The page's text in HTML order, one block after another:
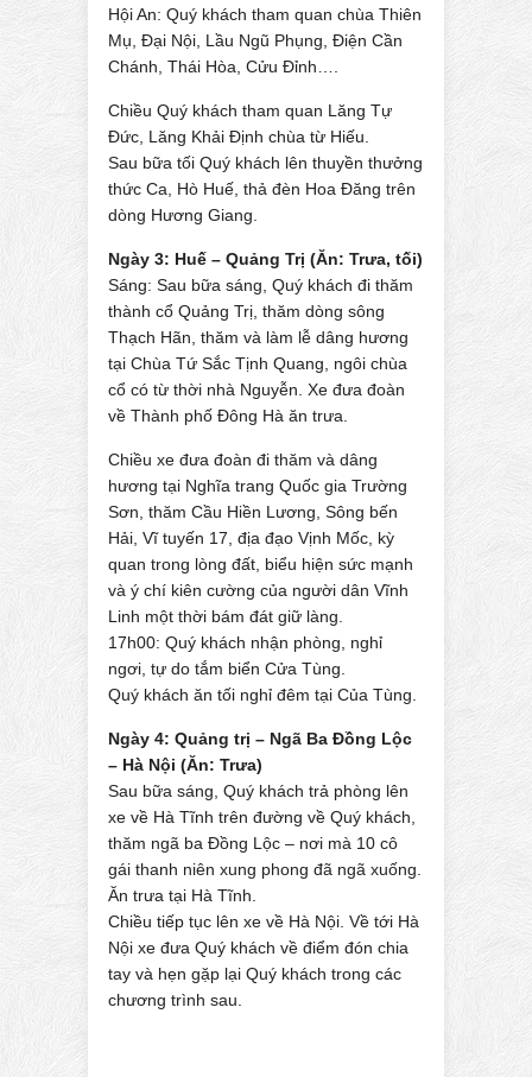
Hội An: Quý khách tham quan chùa Thiên
Mụ, Đại Nội, Lầu Ngũ Phụng, Điện Cần
Chánh, Thái Hòa, Cửu Đỉnh….
Chiều Quý khách tham quan Lăng Tự
Đức, Lăng Khải Định chùa từ Hiếu.
Sau bữa tối Quý khách lên thuyền thưởng
thức Ca, Hò Huế, thả đèn Hoa Đăng trên
dòng Hương Giang.
Ngày 3: Huế – Quảng Trị (Ăn: Trưa, tối)
Sáng: Sau bữa sáng, Quý khách đi thăm
thành cổ Quảng Trị, thăm dòng sông
Thạch Hãn, thăm và làm lễ dâng hương
tại Chùa Tứ Sắc Tịnh Quang, ngôi chùa
cổ có từ thời nhà Nguyễn. Xe đưa đoàn
về Thành phố Đông Hà ăn trưa.
Chiều xe đưa đoàn đi thăm và dâng
hương tại Nghĩa trang Quốc gia Trường
Sơn, thăm Cầu Hiền Lương, Sông bến
Hải, Vĩ tuyến 17, địa đạo Vịnh Mốc, kỳ
quan trong lòng đất, biểu hiện sức mạnh
và ý chí kiên cường của người dân Vĩnh
Linh một thời bám đát giữ làng.
17h00: Quý khách nhận phòng, nghỉ
ngơi, tự do tắm biển Cửa Tùng.
Quý khách ăn tối nghỉ đêm tại Của Tùng.
Ngày 4: Quảng trị – Ngã Ba Đồng Lộc
– Hà Nội (Ăn: Trưa)
Sau bữa sáng, Quý khách trả phòng lên
xe về Hà Tĩnh trên đường về Quý khách,
thăm ngã ba Đồng Lộc – nơi mà 10 cô
gái thanh niên xung phong đã ngã xuống.
Ăn trưa tại Hà Tĩnh.
Chiều tiếp tục lên xe về Hà Nội. Về tới Hà
Nội xe đưa Quý khách về điểm đón chia
tay và hẹn gặp lại Quý khách trong các
chương trình sau.